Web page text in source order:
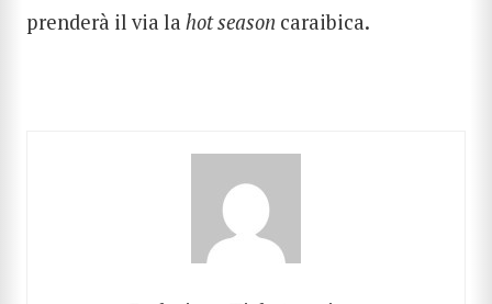
prenderà il via la hot season caraibica.